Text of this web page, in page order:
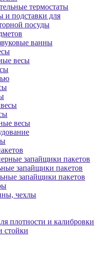
термостаты
и подставки для
посуды
ванны
весы
весы
запайщики пакетов
запайщики пакетов
запайщики пакетов
чехлы
плотности и калибровки
стойки